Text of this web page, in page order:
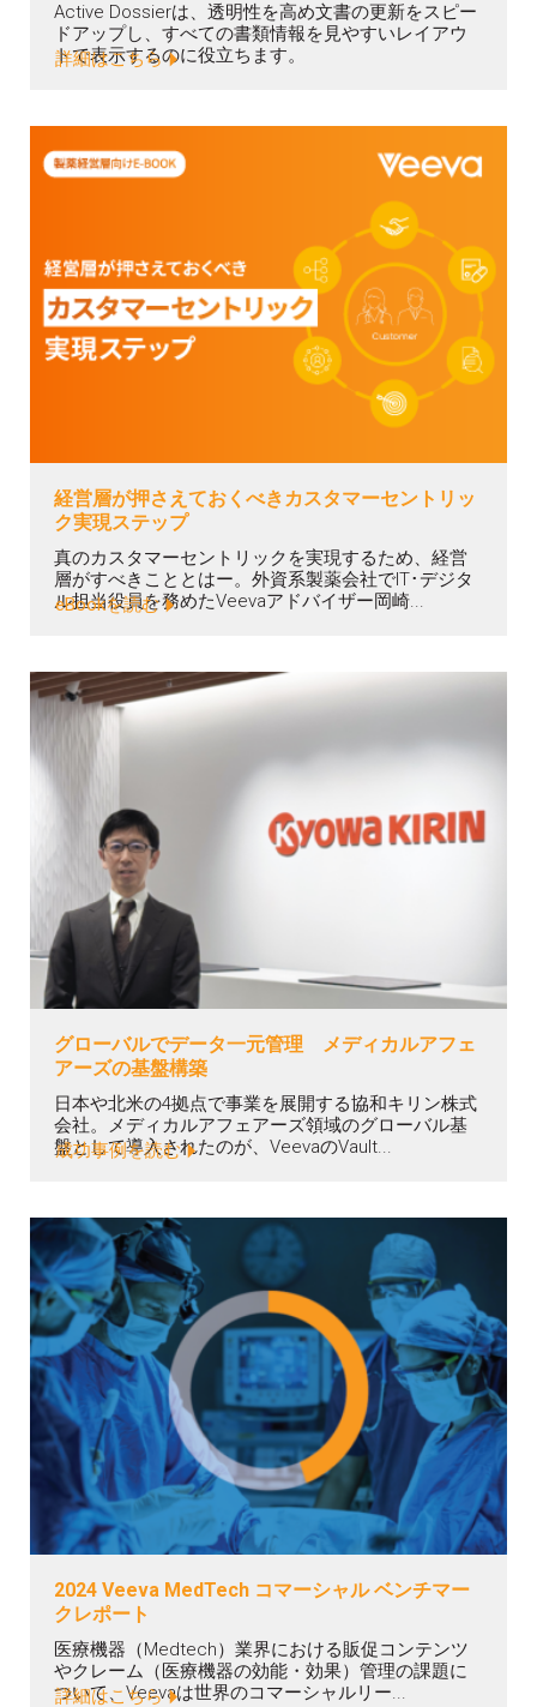
Active Dossierは、透明性を高め文書の更新をスピー
ドアップし、すべての書類情報を見やすいレイアウ
トで表示するのに役立ちます。
詳細はこちら
経営層が押さえておくべきカスタマーセントリッ
ク実現ステップ
真のカスタマーセントリックを実現するため、経営
層がすべきこととはー。外資系製薬会社でIT･デジタ
ル担当役員を務めたVeevaアドバイザー岡崎...
eBookを読む
グローバルでデータ一元管理 メディカルアフェ
アーズの基盤構築
日本や北米の4拠点で事業を展開する協和キリン株式
会社。メディカルアフェアーズ領域のグローバル基
盤として導入されたのが、VeevaのVault...
成功事例を読む
2024 Veeva MedTech コマーシャル ベンチマー
クレポート
医療機器（Medtech）業界における販促コンテンツ
やクレーム（医療機器の効能・効果）管理の課題に
ついて、Veevaは世界のコマーシャルリー...
詳細はこちら